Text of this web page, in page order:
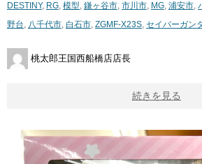
DESTINY, RG 模型 鎌ヶ谷市 市川市 MG 浦安市
野台
八千代市 白石市 ​ZGMF-X23S セイバーガン
桃太郎王国西船橋店店長
続きを見る